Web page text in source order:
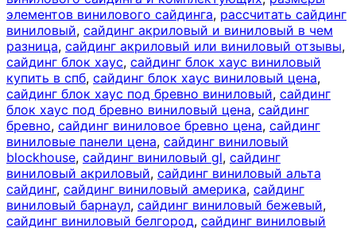
элементов винилового сайдинга, рассчитать сайдинг
виниловый, сайдинг акриловый и виниловый в чем
разница, сайдинг акриловый или виниловый отзывы,
сайдинг блок хаус, сайдинг блок хаус виниловый
купить в спб, сайдинг блок хаус виниловый цена,
сайдинг блок хаус под бревно виниловый, сайдинг
блок хаус под бревно виниловый цена, сайдинг
бревно, сайдинг виниловое бревно цена, сайдинг
виниловые панели цена, сайдинг виниловый
blockhouse, сайдинг виниловый gl, сайдинг
виниловый акриловый, сайдинг виниловый альта
сайдинг, сайдинг виниловый америка, сайдинг
виниловый барнаул, сайдинг виниловый бежевый,
сайдинг виниловый белгород, сайдинг виниловый